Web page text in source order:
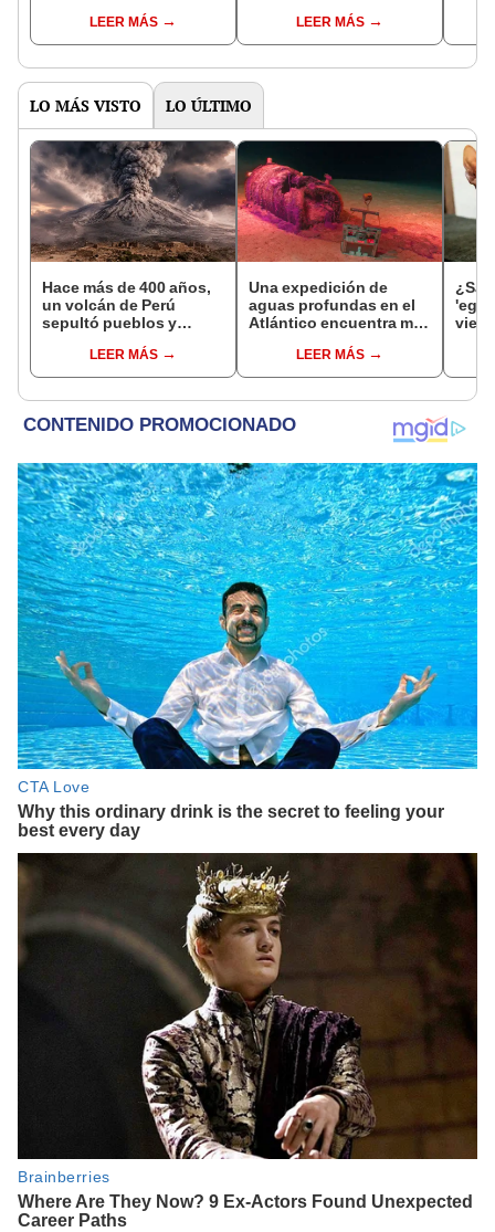
LEER MÁS
tabaco en cigarrillos
tienen mucho en común
LEER MÁS
LO MÁS VISTO LO ÚLTIMO
Hace más de 400 años,
un volcán de Perú
sepultó pueblos y
veranos más fríos de la
historia: sigue bajo
LEER MÁS
Una expedición de
aguas profundas en el
Atlántico encuentra más
residuos radiactivos
con fugas
LEER MÁS